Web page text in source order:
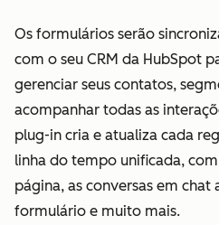
Os formulários serão
com o seu CRM da HubSpot
gerenciar seus contatos,
acompanhar todas as
plug-in cria e atualiza cada
linha do tempo unificada,
página, as conversas em chat
formulário e muito mais.